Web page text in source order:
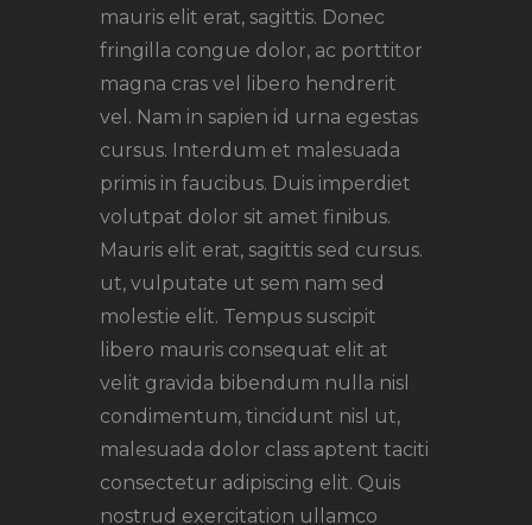
mauris elit erat, sagittis. Donec
fringilla congue dolor, ac porttitor
magna cras vel libero hendrerit
vel. Nam in sapien id urna egestas
cursus. Interdum et malesuada
primis in faucibus. Duis imperdiet
volutpat dolor sit amet finibus.
Mauris elit erat, sagittis sed cursus.
ut, vulputate ut sem nam sed
molestie elit. Tempus suscipit
libero mauris consequat elit at
velit gravida bibendum nulla nisl
condimentum, tincidunt nisl ut,
malesuada dolor class aptent taciti
consectetur adipiscing elit. Quis
nostrud exercitation ullamco